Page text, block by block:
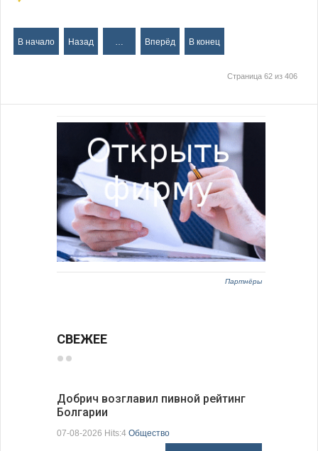
В начало Назад Вперёд В конец
Страница 62 из 406
Партнёры
СВЕЖЕЕ
Добрич возглавил пивной рейтинг
Болгарии
07-08-2026 Hits:4 Общество